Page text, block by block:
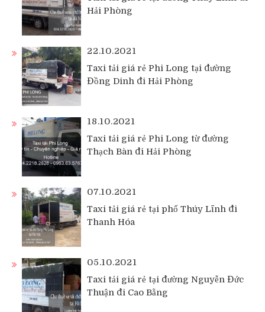
Hải Phòng
22.10.2021
Taxi tải giá rẻ Phi Long tại đường
Đồng Dinh đi Hải Phòng
18.10.2021
Taxi tải giá rẻ Phi Long từ đường
Thạch Bàn đi Hải Phòng
07.10.2021
Taxi tải giá rẻ tại phố Thúy Lĩnh đi
Thanh Hóa
05.10.2021
Taxi tải giá rẻ tại đường Nguyễn Đức
Thuận đi Cao Bằng